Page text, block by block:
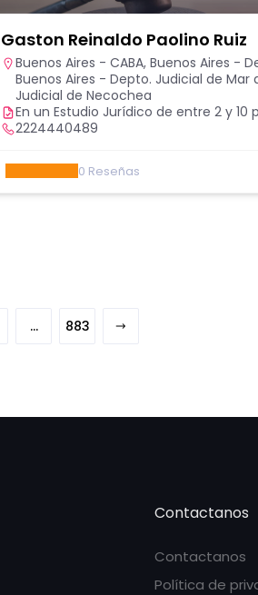
Gaston Reinaldo Paolino Ruiz
Buenos Aires - CABA, Buenos Aires -
Buenos Aires - Depto. Judicial de Mar
Judicial de Necochea
En un Estudio Jurídico de entre 2 y 10
2224440489
0 Reseñas
… 883
Contactanos
Contactanos
Política de